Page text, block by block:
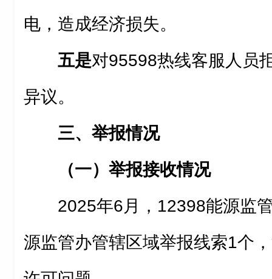
电，造成经济损失。
五是对95598热线客服人员
异议。
三、举报情况
（一）举报接收情况
2025年6月，12398能源监
源监管办管辖区域举报线索1个